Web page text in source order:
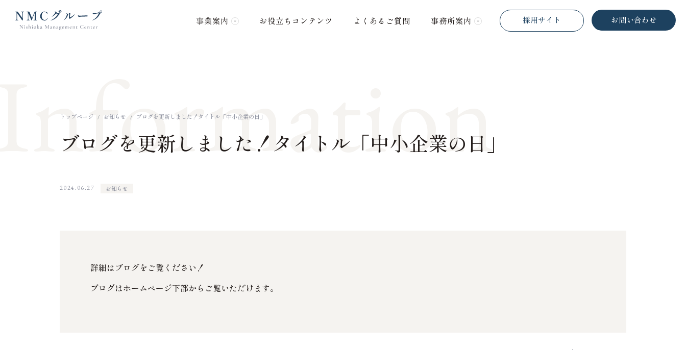
事業案内 お役立ちコンテンツ よくあるご質問 事務所案内 採用サイト お問い合わせ
トップページ お知らせ ブログを更新しました！タイトル「中小企業の日」
ブログを更新しました！タイトル「中小企業の日」
2024.06.27 お知らせ
詳細はブログをご覧ください！
ブログはホームページ下部からご覧いただけます。